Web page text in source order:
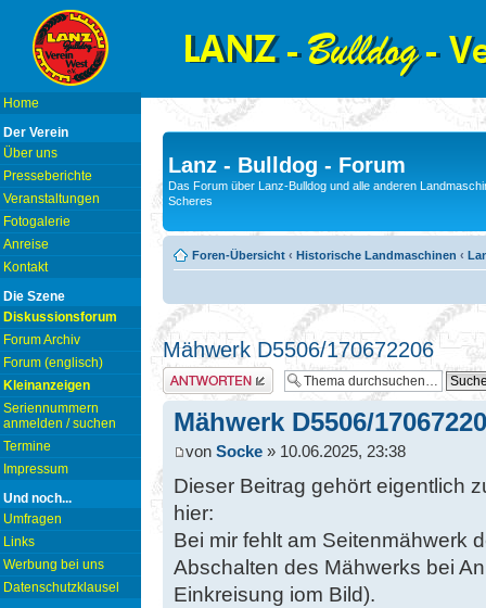
Home
Der Verein
Über uns
Presseberichte
Veranstaltungen
Fotogalerie
Anreise
Kontakt
Die Szene
Diskussionsforum
Forum Archiv
Forum (englisch)
Kleinanzeigen
Seriennummern
anmelden / suchen
Termine
Impressum
Und noch...
Umfragen
Links
Werbung bei uns
Datenschutzklausel
Lanz - Bulldog - Forum
Das Forum über Lanz-Bulldog und alle anderen
Scheres
Foren-Übersicht ‹ Historische Landmaschinen ‹
Mähwerk D5506/170672206
Antwort erstellen
Mähwerk D5506/
von Socke » 10.06.2025, 23:38
Dieser Beitrag gehört eigentlich
hier:
Bei mir fehlt am Seitenmähwerk
Abschalten des Mähwerks bei
Einkreisung iom Bild).